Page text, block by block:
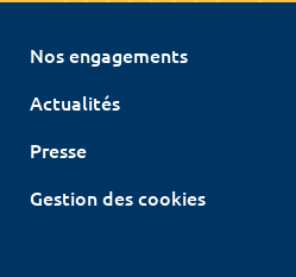
Nos engagements
Actualités
Presse
Gestion des cookies